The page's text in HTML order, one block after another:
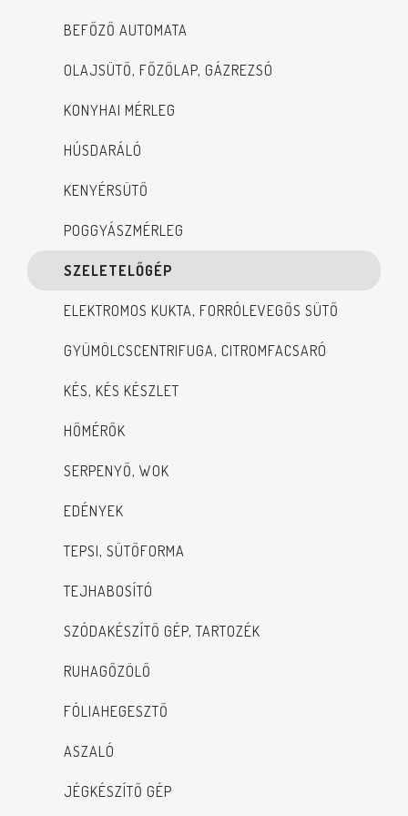
BEFŐZŐ AUTOMATA
OLAJSÜTŐ, FŐZŐLAP, GÁZREZSÓ
KONYHAI MÉRLEG
HÚSDARÁLÓ
KENYÉRSÜTŐ
POGGYÁSZMÉRLEG
SZELETELŐGÉP
ELEKTROMOS KUKTA, FORRÓLEVEGŐS SÜTŐ
GYÜMÖLCSCENTRIFUGA, CITROMFACSARÓ
KÉS, KÉS KÉSZLET
HŐMÉRŐK
SERPENYŐ, WOK
EDÉNYEK
TEPSI, SÜTŐFORMA
TEJHABOSÍTÓ
SZÓDAKÉSZÍTŐ GÉP, TARTOZÉK
RUHAGŐZÖLŐ
FÓLIAHEGESZTŐ
ASZALÓ
JÉGKÉSZÍTŐ GÉP